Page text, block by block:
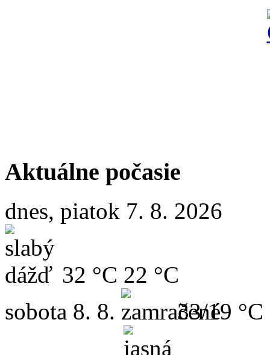
Aktuálne počasie
dnes, piatok 7. 8. 2026
32 °C 22 °C
sobota 8. 8. 33/19 °C